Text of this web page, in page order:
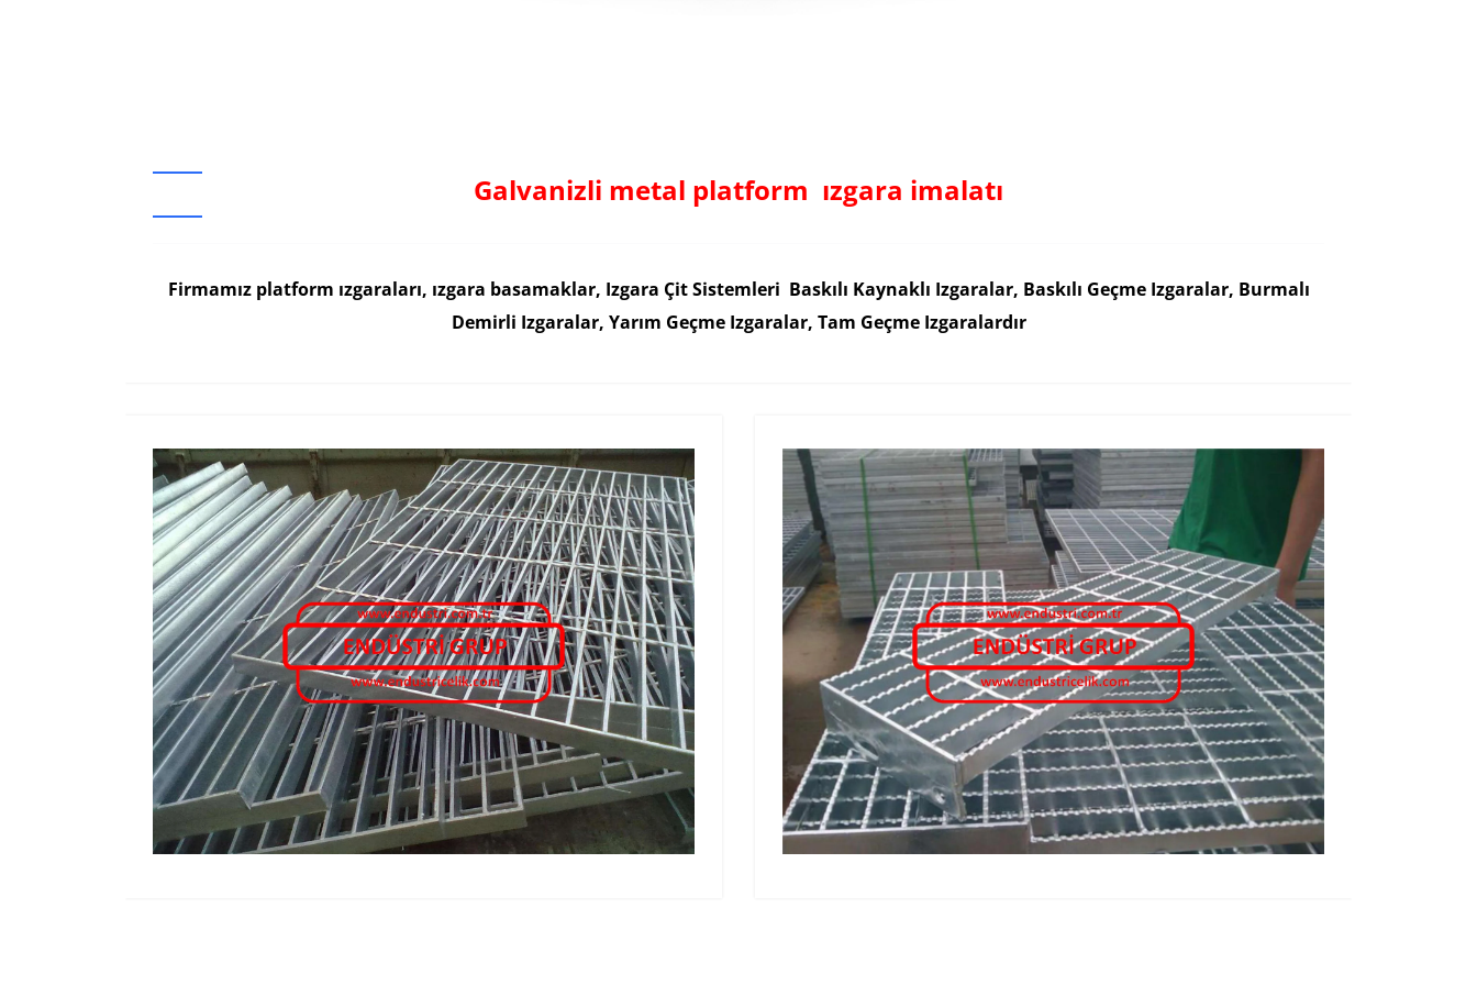
Galvanizli metal platform ızgara imalatı
Firmamız platform ızgaraları, ızgara basamaklar, Izgara Çit Sistemleri Baskılı Kaynaklı Izgaralar, Baskılı Geçme Izgaralar, Burmalı
Demirli Izgaralar, Yarım Geçme Izgaralar, Tam Geçme Izgaralardır